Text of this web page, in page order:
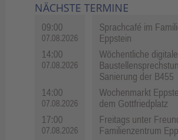
NÄCHSTE TERMINE
09:00
07.08.2026
Sprachcafé im
Eppstein
14:00
07.08.2026
Wöchentliche digitale
Sanierung der B455
14:00
07.08.2026
Wochenmarkt
dem Gottfriedplatz
17:00
07.08.2026
Freitags unter
Familienzentrum